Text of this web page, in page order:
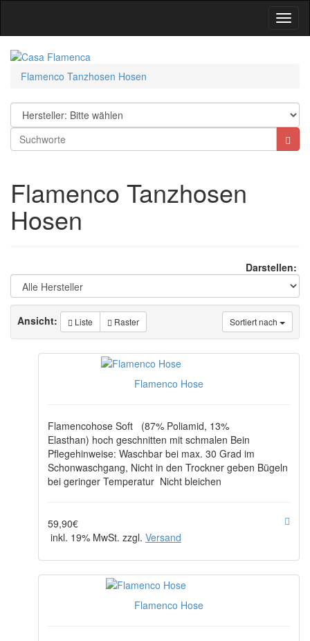
Flamenco Tanzhosen Hosen
Flamenco Tanzhosen
Hosen
Darstellen:
Ansicht: Liste Raster Sortiert nach
Flamenco Hose
Flamencohose Soft (87% Poliamid, 13%
Elasthan) hoch geschnitten mit schmalen Bein
Pflegehinweise: Waschbar bei max. 30 Grad im
Schonwaschgang, Nicht in den Trockner geben Bügeln
bei geringer Temperatur Nicht bleichen
59,90€
inkl. 19% MwSt. zzgl. Versand
Flamenco Hose